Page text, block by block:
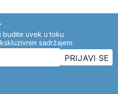
budite uvek u toku
sadržajem.